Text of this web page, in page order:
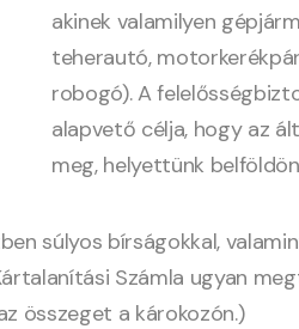
akinek valamilyen
teherautó,
robogó). A
alapvető célja, hogy az
meg, helyettünk
súlyos bírságokkal,
Számla ugyan
összeget a károkozón.)